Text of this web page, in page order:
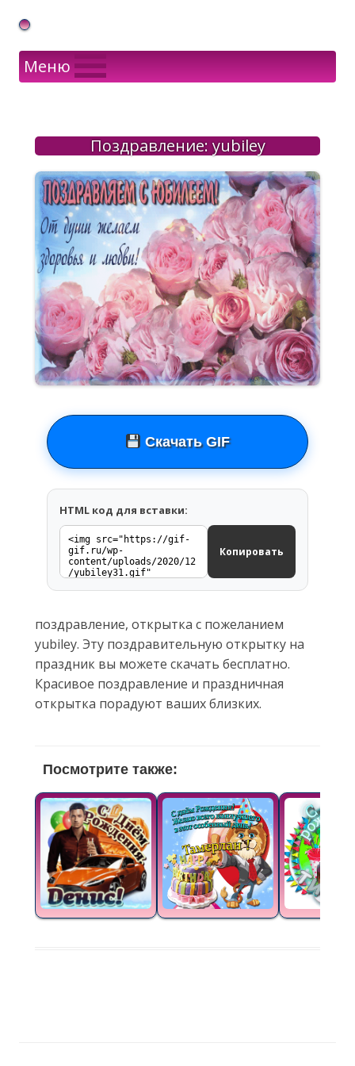
Gif Открытки в подарок
Меню
Поздравление: yubiley
Скачать GIF
HTML код для вставки:
Копировать
поздравление, открытка с пожеланием
yubiley. Эту поздравительную открытку на
праздник вы можете скачать бесплатно.
Красивое поздравление и праздничная
открытка порадуют ваших близких.
Посмотрите также: